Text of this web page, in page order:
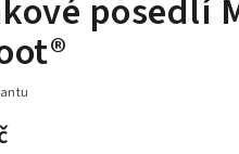
posedlí